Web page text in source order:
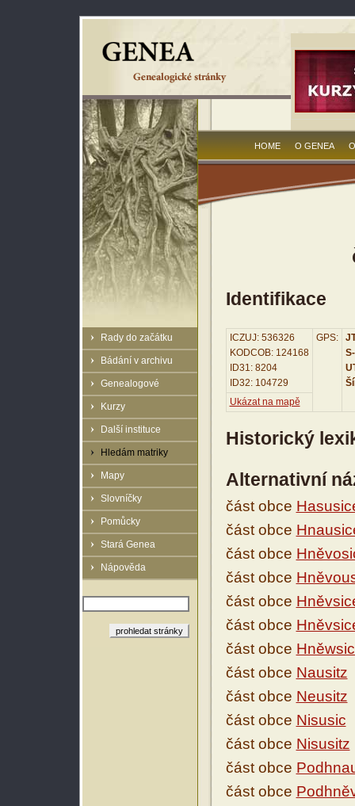
Rady do začátku
Bádání v archivu
Genealogové
Kurzy
Další instituce
Hledám matriky
Mapy
Slovníčky
Pomůcky
Stará Genea
Nápověda
HOME O GENEA
Identifikace
ICZUJ: 536326
KODCOB: 124168
ID31: 8204
ID32: 104729
GPS:
Ukázat na mapě
Historický
Alternativní
část obce
část obce
část obce
část obce
část obce
část obce
část obce
část obce Nausitz
část obce Neusitz
část obce Nisusic
část obce Nisusitz
část obce
část obce